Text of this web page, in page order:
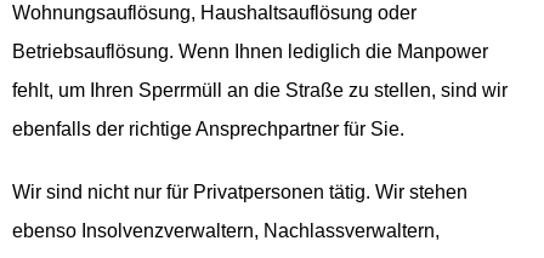
Wohnungsauflösung, Haushaltsauflösung oder
Betriebsauflösung. Wenn Ihnen lediglich die Manpower
fehlt, um Ihren Sperrmüll an die Straße zu stellen, sind wir
ebenfalls der richtige Ansprechpartner für Sie.
Wir sind nicht nur für Privatpersonen tätig. Wir stehen
ebenso Insolvenzverwaltern, Nachlassverwaltern,